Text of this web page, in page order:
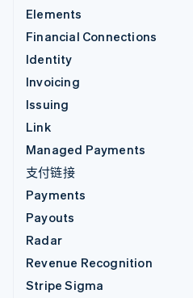
Elements
Financial Connections
Identity
Invoicing
Issuing
Link
Managed Payments
支付链接
Payments
Payouts
Radar
Revenue Recognition
Stripe Sigma